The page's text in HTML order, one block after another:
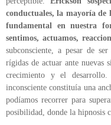
conductuales, la mayoría de
fundamental en nuestra
sentimos, actuamos,
subconsciente, a pesar de
rígidas de actuar ante nuevas
crecimiento y el
inconsciente constituía una
podíamos recorrer para
posibilidad, donde la hipnosis